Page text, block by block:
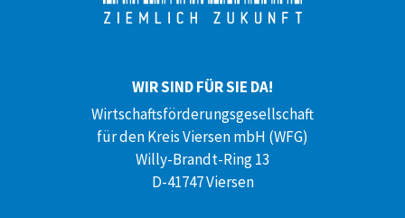
WIR SIND FÜR SIE DA!
Wirtschaftsförderungsgesellschaft
für den Kreis Viersen mbH (WFG)
Willy-Brandt-Ring 13
D-41747 Viersen